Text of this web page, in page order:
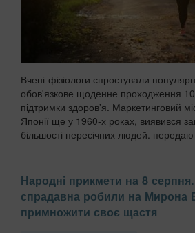
Вчені-фізіологи спростували
обов'язкове щоденне проходження 10
підтримки здоров'я. Маркетинговий
Японії ще у 1960-х роках, виявився
більшості пересічних людей.
Народні прикмети на 8
спрадавна робили на Мирона
примножити своє щастя